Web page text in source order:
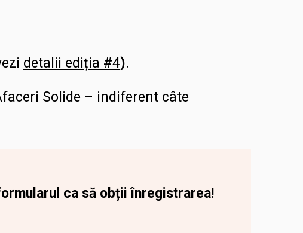
detalii ediția #4).
Solide – indiferent câte
ca să obții înregistrarea!